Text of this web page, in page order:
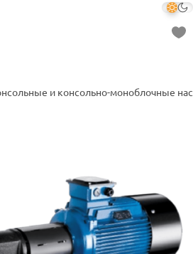
и консольно-моноблочные